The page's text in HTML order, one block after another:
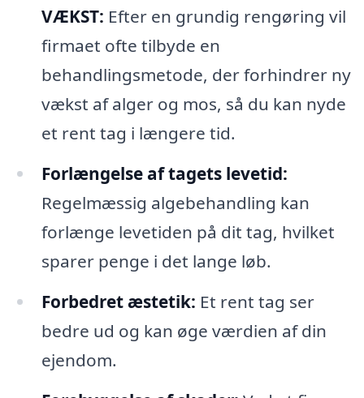
VÆKST: Efter en grundig rengøring vil
firmaet ofte tilbyde en
behandlingsmetode, der forhindrer ny
vækst af alger og mos, så du kan nyde
et rent tag i længere tid.
Forlængelse af tagets levetid:
Regelmæssig algebehandling kan
forlænge levetiden på dit tag, hvilket
sparer penge i det lange løb.
Forbedret æstetik: Et rent tag ser
bedre ud og kan øge værdien af din
ejendom.